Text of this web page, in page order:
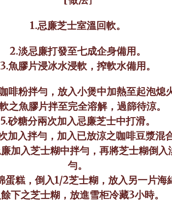
1.忌廉芝士室溫回軟。
2.淡忌廉打發至七成企身備用。
3.魚膠片浸冰水浸軟，搾軟水備用。
啡粉拌勻，放入小煲中加熱至起泡熄
之魚膠片拌至完全溶解，過篩待涼。
5.砂糖分兩次加入忌廉芝士中打滑。
加入拌勻，加入已放涼之咖啡豆漿混
加入芝士糊中拌勻，再將芝士糊倒入
勻。
蛋糕，倒入1/2芝士糊，放入另一片海
下之芝士糊，放進雪柜冷藏3小時。